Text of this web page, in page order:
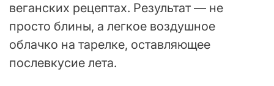
веганских рецептах. Результат — не
просто блины, а легкое воздушное
облачко на тарелке, оставляющее
послевкусие лета.